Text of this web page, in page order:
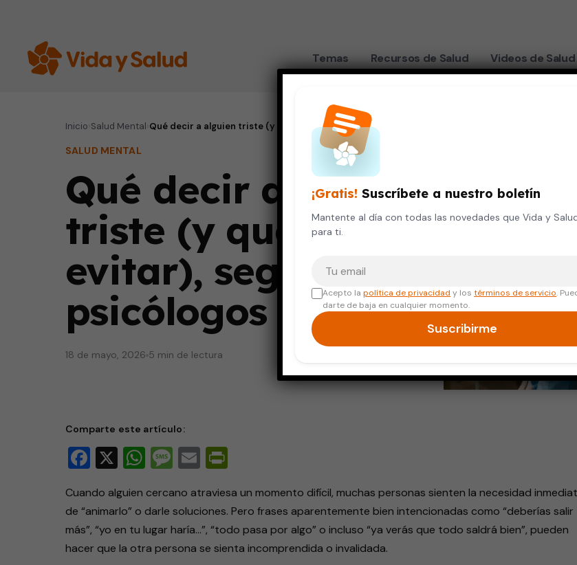
Temas Recursos de Salud Videos de Salud
Inicio Salud Mental Qué decir a alguien triste (y qué evitar), según los psicólogos
SALUD MENTAL
Qué decir a alguien
triste (y qué
evitar), según los
psicólogos
18 de mayo, 2026 5 min de lectura
Comparte este artículo:
Facebook
X WhatsApp
Message
EmailPrintFriendly
Cuando alguien cercano atraviesa un momento difícil, muchas personas sienten la necesidad
de “animarlo” o darle soluciones. Pero frases aparentemente bien intencionadas como “deberías salir
más”, “yo en tu lugar haría…”, “todo pasa por algo” o incluso “ya verás que todo saldrá bien”, pueden
hacer que la otra persona se sienta incomprendida o invalidada.
¡Gratis! Suscríbete a nuestro boletín
Mantente al día con todas las novedades que Vida y
para ti.
Acepto lapolítica de privacidad y lostérminos de servicio.
darte de baja en cualquier momento.
Suscribirme